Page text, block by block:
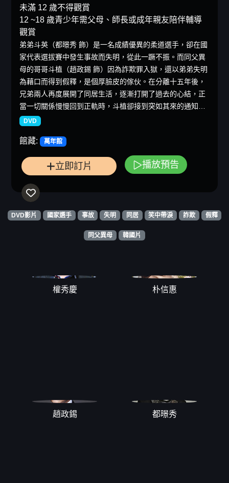
未滿 12 歲不得觀賞
12 ~18 歲青少年需父母、師長或成年親友陪伴輔導
觀賞
弟弟斗英（都暻秀 飾）是一名成績優異的柔道選手，卻在國
家代表選拔賽中發生事故而失明，從此一蹶不振。而同父異
母的哥哥斗植（趙政錫 飾）因為詐欺罪入獄，還以弟弟失明
為藉口而得到假釋，是個厚臉皮的傢伙。在分離十五年後，
兄弟兩人再度展開了同居生活，逐漸打開了過去的心結，正
當一切關係慢慢回到正軌時，斗植卻接到突如其來的通知…
DVD
館藏: 萬年館
立即訂片 播放預告
DVD影片 國家選手 事故 失明 同居 笑中帶淚 詐欺 假釋
同父異母 韓國片
權秀慶 朴信惠
趙政錫 都暻秀